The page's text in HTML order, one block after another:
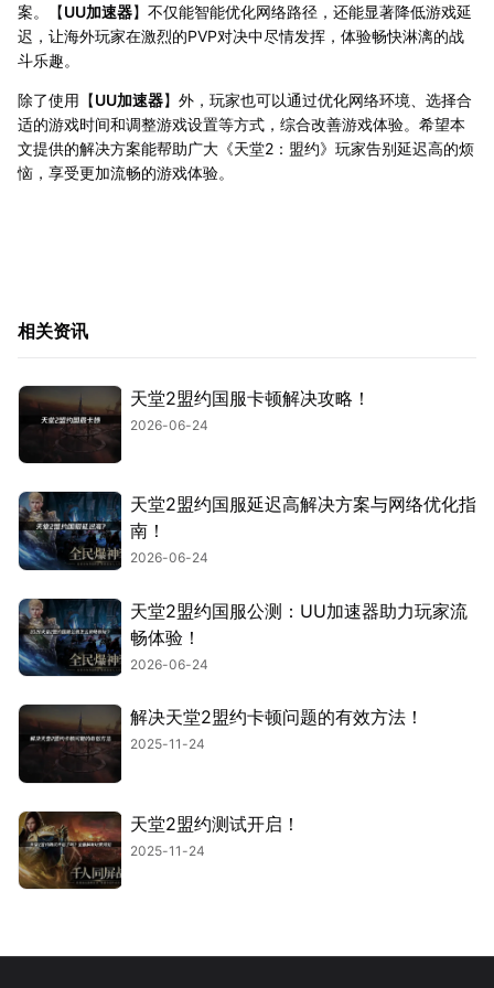
案。【UU加速器】不仅能智能优化网络路径，还能显著降低游戏延
迟，让海外玩家在激烈的PVP对决中尽情发挥，体验畅快淋漓的战
斗乐趣。
除了使用【UU加速器】外，玩家也可以通过优化网络环境、选择合
适的游戏时间和调整游戏设置等方式，综合改善游戏体验。希望本
文提供的解决方案能帮助广大《天堂2：盟约》玩家告别延迟高的烦
恼，享受更加流畅的游戏体验。
相关资讯
天堂2盟约国服卡顿解决攻略！
2026-06-24
天堂2盟约国服延迟高解决方案与网络优化指
南！
2026-06-24
天堂2盟约国服公测：UU加速器助力玩家流
畅体验！
2026-06-24
解决天堂2盟约卡顿问题的有效方法！
2025-11-24
天堂2盟约测试开启！
2025-11-24